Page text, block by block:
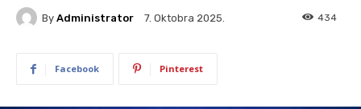
By Administrator 7. Oktobra 2025. 434
Facebook Pinterest